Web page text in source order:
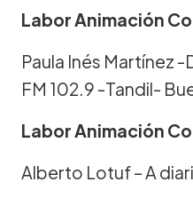
Labor Animación
Paula Inés Martínez
FM 102.9 -Tandil-
Labor Animación
Alberto Lotuf – A